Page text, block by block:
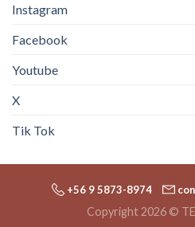
Instagram
Facebook
Youtube
X
Tik Tok
+56 9 5873-8974
Copyright 2026 ©